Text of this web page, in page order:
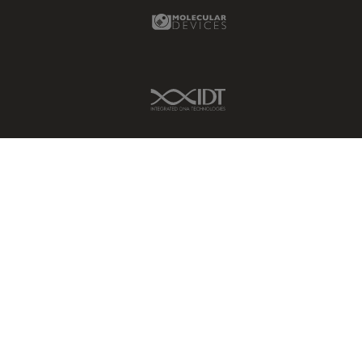
Molecular Devices Link
IDT Link